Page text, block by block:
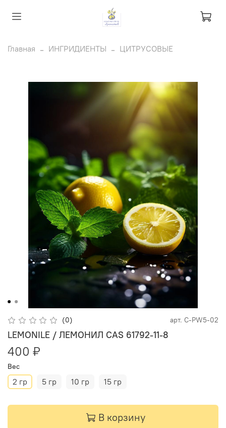
Главная ИНГРИДИЕНТЫ ЦИТРУСОВЫЕ
(0) арт. C-PW5-02
LEMONILE / ЛЕМОНИЛ CAS 61792-11-8
400 ₽
Вес
2 гр 5 гр 10 гр 15 гр
В корзину